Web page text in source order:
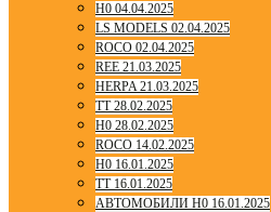
H0 04.04.2025
LS MODELS 02.04.2025
ROCO 02.04.2025
REE 21.03.2025
HERPA 21.03.2025
TT 28.02.2025
H0 28.02.2025
ROCO 14.02.2025
H0 16.01.2025
TT 16.01.2025
АВТОМОБИЛИ H0 16.01.2025